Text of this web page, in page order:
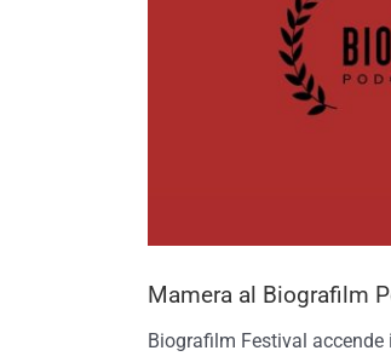
Mamera al Biografilm
Biografilm Festival accende